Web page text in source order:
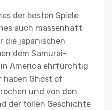
der besten Spiele
auch massenhaft
die japanischen
dem Samurai-
America ehrfürchtig
haben Ghost of
und von den
der tollen Geschichte